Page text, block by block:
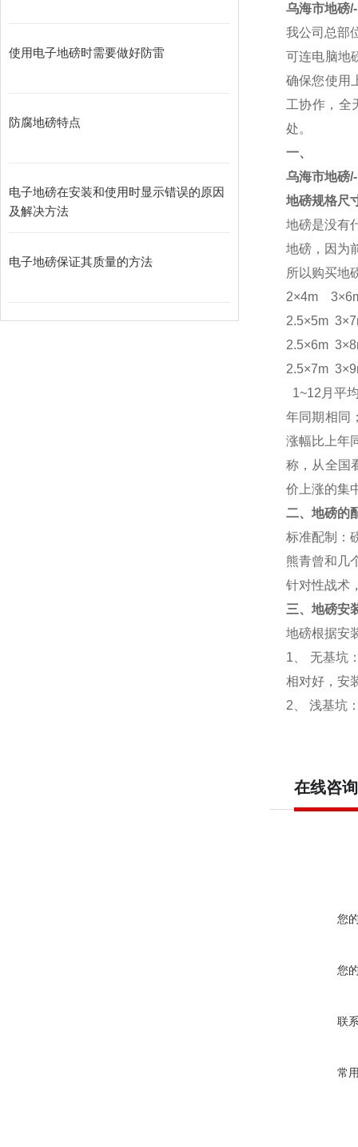
使用电子地磅时需要做好防雷
防腐地磅特点
电子地磅在安装和使用时显示错误的原因
及解决方法
电子地磅保证其质量的方法
乌海市地磅
我公司总部
可连电脑地
确保您使用
工协作，全
处。
一、
乌海市地磅
地磅规格尺
地磅是没有
地磅，因为
所以购买地
2×4m
2.5×5m
2.5×6m
2.5×7m
1~12月平
年同期相同
涨幅比上年
称，从全国
价上涨的集
二、地磅的
标准配制：
熊青曾和几
针对性战术
三、地磅安
地磅根据安
1、 无基坑
相对好，安
2、 浅基坑
在线咨询
您
您
联
常